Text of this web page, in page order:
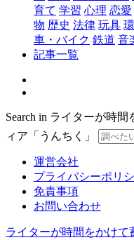
育て 学習 心理 恋愛
物 歴史 法律 玩具
車・バイク 鉄道 音
記事一覧
Search in ライターが時
ィア「うんちく」
運営会社
プライバシーポリ
免責事項
お問い合わせ
ライターが時間をかけて